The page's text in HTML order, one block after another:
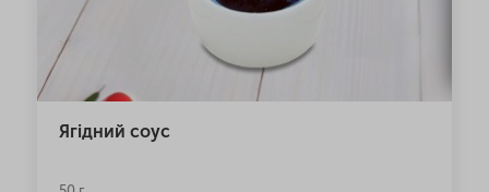
Ягідний соус